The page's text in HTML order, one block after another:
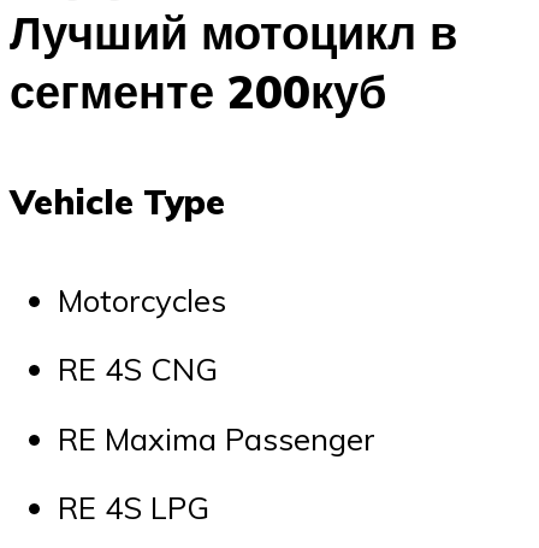
Лучший мотоцикл в
сегменте 200куб
Vehicle Type
Motorcycles
RE 4S CNG
RE Maxima Passenger
RE 4S LPG